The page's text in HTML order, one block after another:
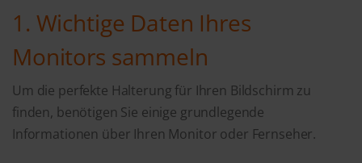
1. Wichtige Daten Ihres
Monitors sammeln
Um die perfekte Halterung für Ihren Bildschirm zu
finden, benötigen Sie einige grundlegende
Informationen über Ihren Monitor oder Fernseher.